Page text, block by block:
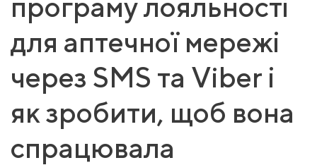
для аптечної мережі
через SMS та Viber і
як зробити, щоб вона
спрацювала